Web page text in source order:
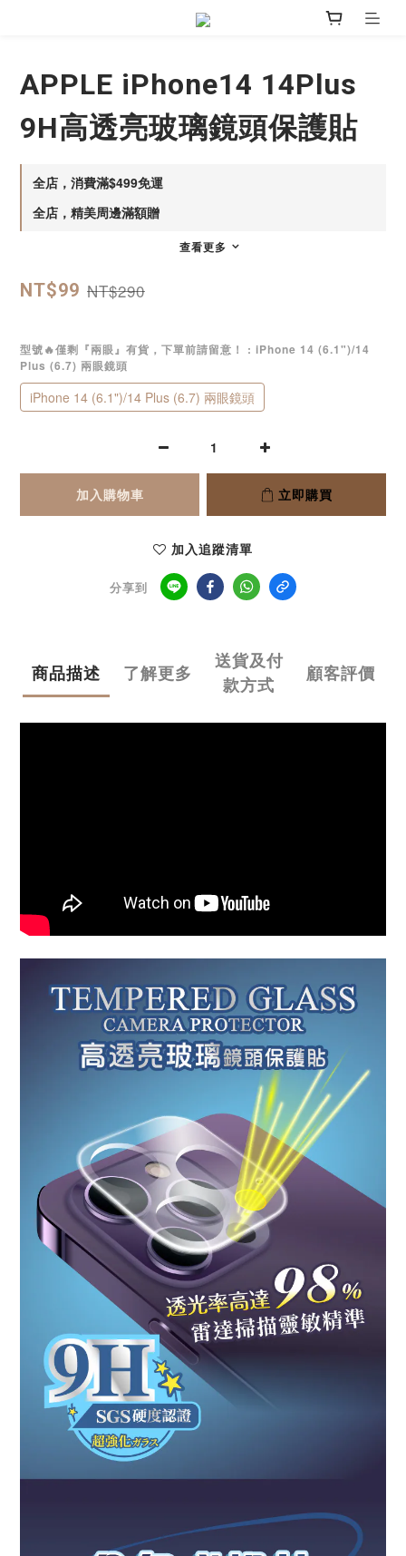
APPLE iPhone14 14Plus
9H高透亮玻璃鏡頭保護貼
全店，消費滿$499免運
全店，精美周邊滿額贈
查看更多
NT$99 NT$290
型號🔥僅剩『兩眼』有貨，下單前請留意！ : iPhone 14 (6.1")/14
Plus (6.7) 兩眼鏡頭
iPhone 14 (6.1")/14 Plus (6.7) 兩眼鏡頭
加入購物車 立即購買
加入追蹤清單
分享到
商品描述 了解更多
送貨及付
款方式
顧客評價